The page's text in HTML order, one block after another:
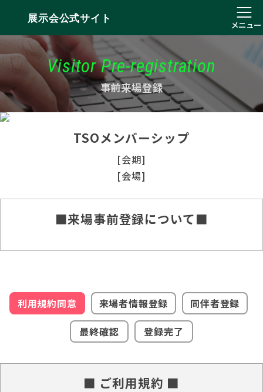
展示会公式サイト
メニュー
Visitor Pre-registration
事前来場登録
TSOメンバーシップ
[会期]
[会場]
■来場事前登録について■
利用規約同意 来場者情報登録
同伴者登録
最終確認
登録完了
■ ご利用規約 ■